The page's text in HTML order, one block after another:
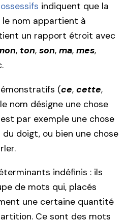
indiquent que la
le nom appartient à
un rapport étroit avec
, ton, son, ma, mes,
(ce, cette,
nom désigne une chose
par exemple une chose
doigt, ou bien une chose
indéfinis : ils
de mots qui, placés
une certaine quantité
Ce sont des mots